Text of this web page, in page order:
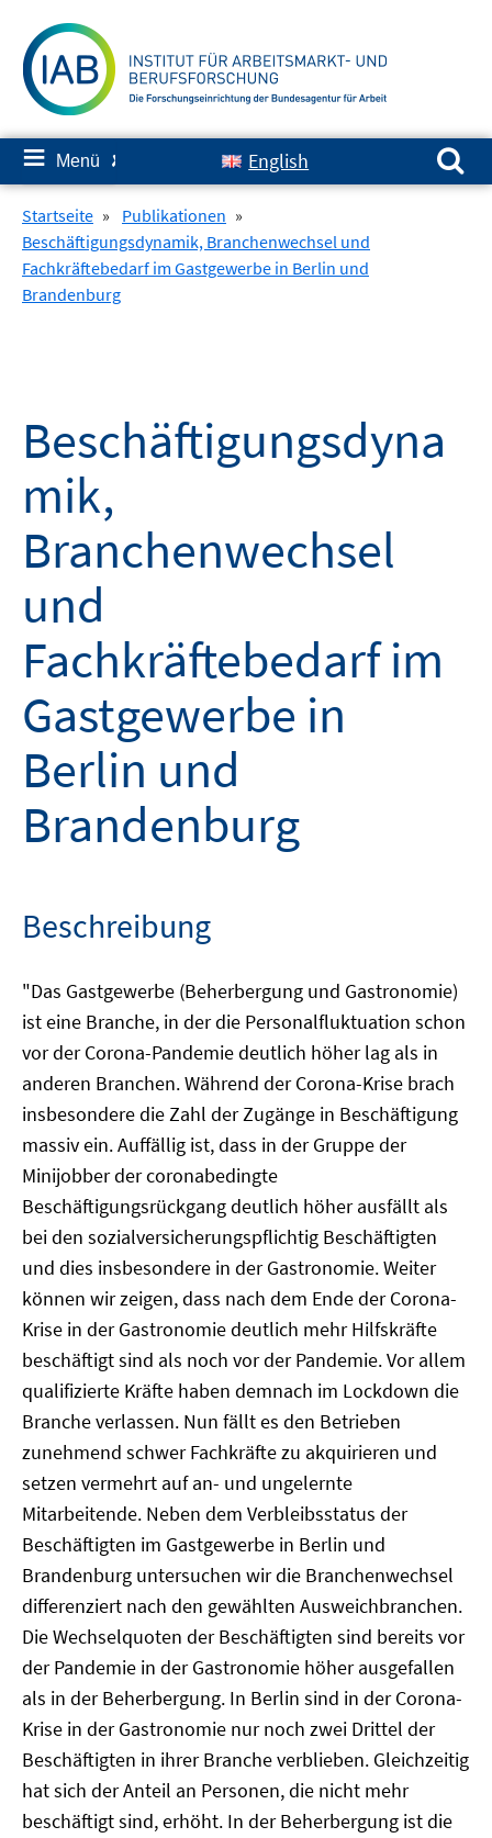
zum
Inhalt
≡ Menü ✘ English
Suchen nach:
Startseite » Publikationen »
Beschäftigungsdynamik, Branchenwechsel und
Fachkräftebedarf im Gastgewerbe in Berlin und
Brandenburg
Beschäftigungsdyna
mik,
Branchenwechsel
und
Fachkräftebedarf im
Gastgewerbe in
Berlin und
Brandenburg
Beschreibung
"Das Gastgewerbe (Beherbergung und Gastronomie)
ist eine Branche, in der die Personalfluktuation schon
vor der Corona-Pandemie deutlich höher lag als in
anderen Branchen. Während der Corona-Krise brach
insbesondere die Zahl der Zugänge in Beschäftigung
massiv ein. Auffällig ist, dass in der Gruppe der
Minijobber der coronabedingte
Beschäftigungsrückgang deutlich höher ausfällt als
bei den sozialversicherungspflichtig Beschäftigten
und dies insbesondere in der Gastronomie. Weiter
können wir zeigen, dass nach dem Ende der Corona-
Krise in der Gastronomie deutlich mehr Hilfskräfte
beschäftigt sind als noch vor der Pandemie. Vor allem
qualifizierte Kräfte haben demnach im Lockdown die
Branche verlassen. Nun fällt es den Betrieben
zunehmend schwer Fachkräfte zu akquirieren und
setzen vermehrt auf an- und ungelernte
Mitarbeitende. Neben dem Verbleibsstatus der
Beschäftigten im Gastgewerbe in Berlin und
Brandenburg untersuchen wir die Branchenwechsel
differenziert nach den gewählten Ausweichbranchen.
Die Wechselquoten der Beschäftigten sind bereits vor
der Pandemie in der Gastronomie höher ausgefallen
als in der Beherbergung. In Berlin sind in der Corona-
Krise in der Gastronomie nur noch zwei Drittel der
Beschäftigten in ihrer Branche verblieben. Gleichzeitig
hat sich der Anteil an Personen, die nicht mehr
beschäftigt sind, erhöht. In der Beherbergung ist die